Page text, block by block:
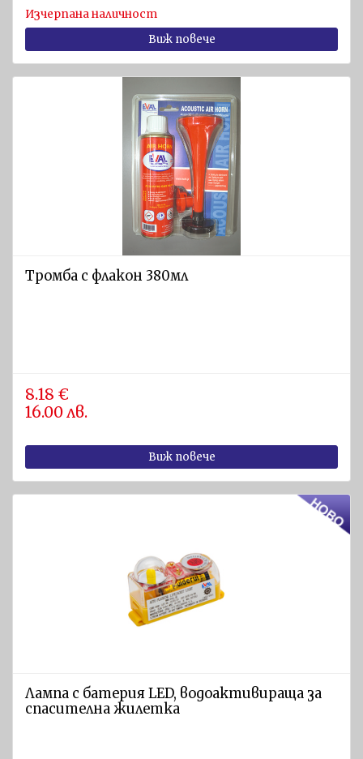
Изчерпана наличност
Виж повече
Тромба с флакон 380мл
8.18 €
16.00 лв.
Виж повече
Лампа с батерия LED, водоактивираща за
спасителна жилетка